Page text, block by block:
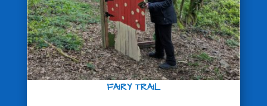
FAIRY TRAIL